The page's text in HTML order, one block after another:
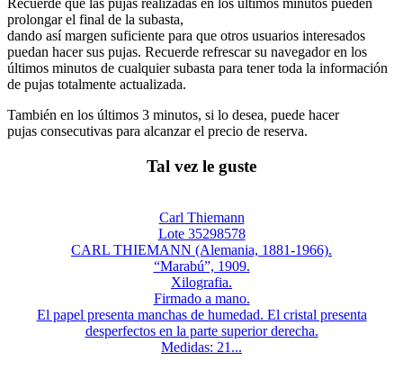
Recuerde que las pujas realizadas en los últimos minutos pueden
prolongar el final de la subasta,
dando así margen suficiente para que otros usuarios interesados
puedan hacer sus pujas. Recuerde refrescar su navegador en los
últimos minutos de cualquier subasta para tener toda la información
de pujas totalmente actualizada.
También en los últimos 3 minutos, si lo desea, puede hacer
pujas consecutivas para alcanzar el precio de reserva.
Tal vez le guste
Carl Thiemann
Lote 35298578
CARL THIEMANN (Alemania, 1881-1966).
“Marabú”, 1909.
Xilografia.
Firmado a mano.
El papel presenta manchas de humedad. El cristal presenta
desperfectos en la parte superior derecha.
Medidas: 21...